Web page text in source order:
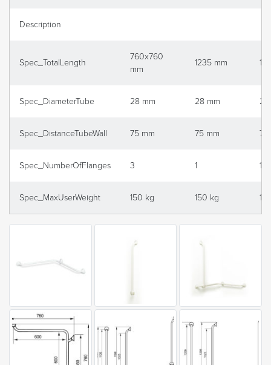
Description
Spec_TotalLength
760x760
mm
1235 mm
Spec_DiameterTube 28 mm 28 mm 28
Spec_DistanceTubeWall 75 mm 75 mm 75
Spec_NumberOfFlanges 3 1 1
Spec_MaxUserWeight 150 kg 150 kg